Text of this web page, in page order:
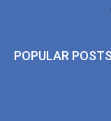
POPULAR POSTS